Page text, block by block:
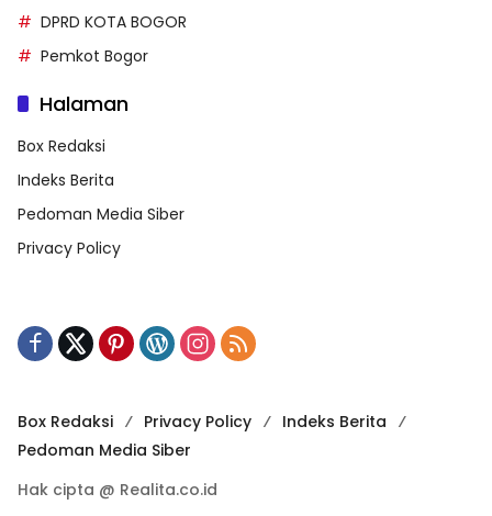
DPRD KOTA BOGOR
Pemkot Bogor
Halaman
Box Redaksi
Indeks Berita
Pedoman Media Siber
Privacy Policy
Box Redaksi Privacy Policy
Indeks Berita
Pedoman Media Siber
Hak cipta @ Realita.co.id